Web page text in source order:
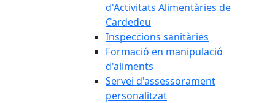
d'Activitats Alimentàries de
Cardedeu
Inspeccions sanitàries
Formació en manipulació
d'aliments
Servei d'assessorament
personalitzat